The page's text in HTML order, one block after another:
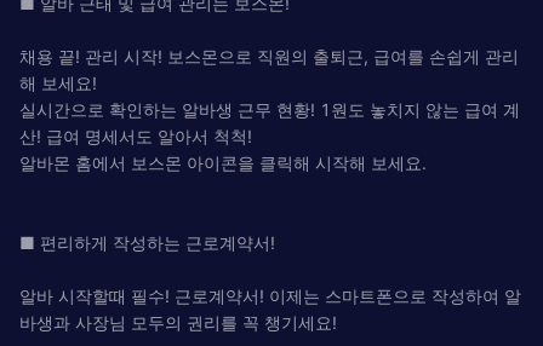
채용 끝! 관리 시작! 보스몬으로 직원의 출퇴근, 급여를 손쉽게 관리
해 보세요!
실시간으로 확인하는 알바생 근무 현황! 1원도 놓치지 않는 급여 계
산! 급여 명세서도 알아서 척척!
알바몬 홈에서 보스몬 아이콘을 클릭해 시작해 보세요.
■ 편리하게 작성하는 근로계약서!
알바 시작할때 필수! 근로계약서! 이제는 스마트폰으로 작성하여 알
바생과 사장님 모두의 권리를 꼭 챙기세요!